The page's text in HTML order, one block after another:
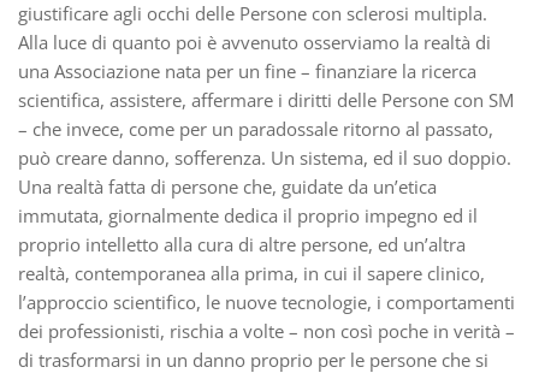
giustificare agli occhi delle Persone con sclerosi multipla.
Alla luce di quanto poi è avvenuto osserviamo la realtà di
una Associazione nata per un fine – finanziare la ricerca
scientifica, assistere, affermare i diritti delle Persone con SM
– che invece, come per un paradossale ritorno al passato,
può creare danno, sofferenza. Un sistema, ed il suo doppio.
Una realtà fatta di persone che, guidate da un’etica
immutata, giornalmente dedica il proprio impegno ed il
proprio intelletto alla cura di altre persone, ed un’altra
realtà, contemporanea alla prima, in cui il sapere clinico,
l’approccio scientifico, le nuove tecnologie, i comportamenti
dei professionisti, rischia a volte – non così poche in verità –
di trasformarsi in un danno proprio per le persone che si